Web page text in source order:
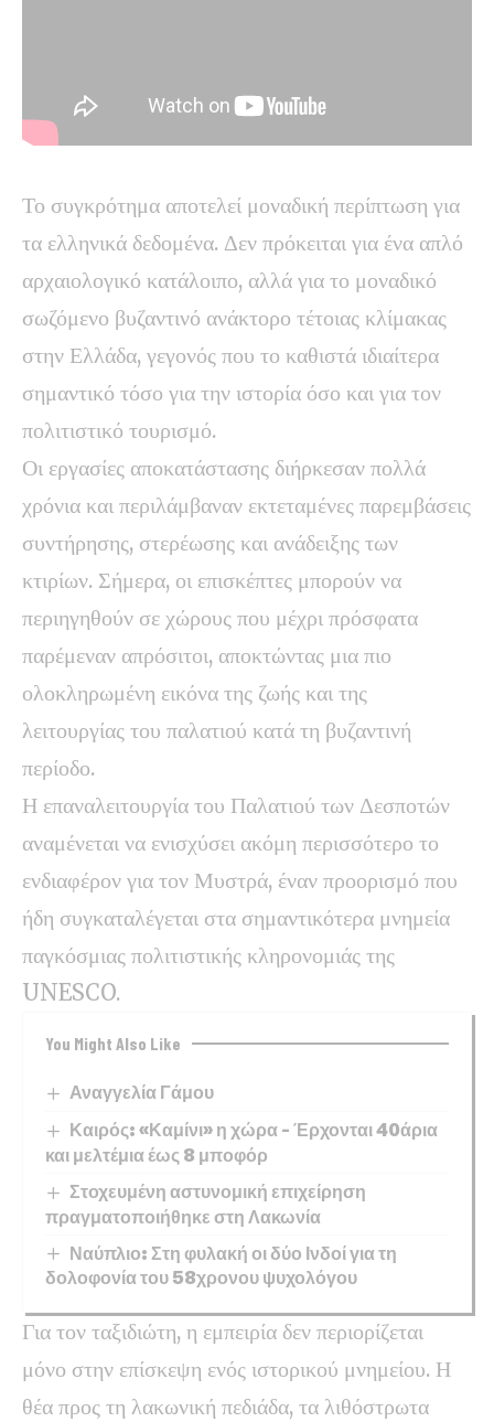
Το συγκρότημα αποτελεί μοναδική περίπτωση για
τα ελληνικά δεδομένα. Δεν πρόκειται για ένα απλό
αρχαιολογικό κατάλοιπο, αλλά για το μοναδικό
σωζόμενο βυζαντινό ανάκτορο τέτοιας κλίμακας
στην Ελλάδα, γεγονός που το καθιστά ιδιαίτερα
σημαντικό τόσο για την ιστορία όσο και για τον
πολιτιστικό τουρισμό.
Οι εργασίες αποκατάστασης διήρκεσαν πολλά
χρόνια και περιλάμβαναν εκτεταμένες παρεμβάσεις
συντήρησης, στερέωσης και ανάδειξης των
κτιρίων. Σήμερα, οι επισκέπτες μπορούν να
περιηγηθούν σε χώρους που μέχρι πρόσφατα
παρέμεναν απρόσιτοι, αποκτώντας μια πιο
ολοκληρωμένη εικόνα της ζωής και της
λειτουργίας του παλατιού κατά τη βυζαντινή
περίοδο.
Η επαναλειτουργία του Παλατιού των Δεσποτών
αναμένεται να ενισχύσει ακόμη περισσότερο το
ενδιαφέρον για τον Μυστρά, έναν προορισμό που
ήδη συγκαταλέγεται στα σημαντικότερα μνημεία
παγκόσμιας πολιτιστικής κληρονομιάς της
UNESCO.
You Might Also Like
Αναγγελία Γάμου
Καιρός: «Καμίνι» η χώρα – Έρχονται 40άρια
και μελτέμια έως 8 μποφόρ
Στοχευμένη αστυνομική επιχείρηση
πραγματοποιήθηκε στη Λακωνία
Ναύπλιο: Στη φυλακή οι δύο Ινδοί για τη
δολοφονία του 58χρονου ψυχολόγου
Για τον ταξιδιώτη, η εμπειρία δεν περιορίζεται
μόνο στην επίσκεψη ενός ιστορικού μνημείου. Η
θέα προς τη λακωνική πεδιάδα, τα λιθόστρωτα